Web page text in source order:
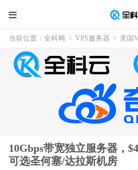
当前位置： 全科网 > VPS服务器 > 美国
10Gbps带宽独立服务器，
可选圣何塞/达拉斯机房